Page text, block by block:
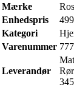
Mærke
Enhedspris
Kategori
Varenummer
Leverandør